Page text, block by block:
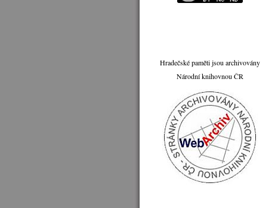
Hradečské paměti jsou archivovány
Národní knihovnou ČR